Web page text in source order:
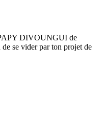
PAPY DIVOUNGUI de
se vider par ton projet de